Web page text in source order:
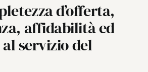
d’offerta,
affidabilità ed
servizio del